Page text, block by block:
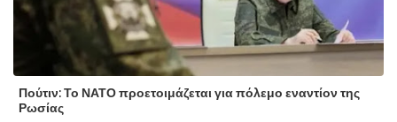
Πούτιν: Το ΝΑΤΟ προετοιμάζεται για πόλεμο εναντίον της
Ρωσίας